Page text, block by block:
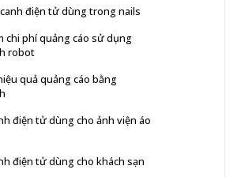
điện tử dùng trong nails
chi phí quảng cáo sử dụng
robot
quả quảng cáo bằng
điện tử dùng cho ảnh viện áo
điện tử dùng cho khách sạn